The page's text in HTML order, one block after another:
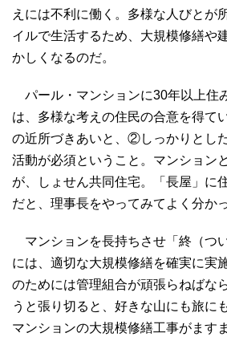
えには不利に働く。多様な人びとが
イルで生活するため、大規模修繕や
かしくなるのだ。
パール・マンションに30年以上住
は、多様な考えの住民の合意を得て
の近所づきあいと、②しっかりとし
活動が必須ということ。マンション
が、しょせん共同住宅。「長屋」に
だと、理事長をやってみてよく分か
マンションを長持ちさせ「終（つ
には、適切な大規模修繕を確実に実
のためには管理組合が頑張らねばな
うと張り切ると、好きな山にも旅に
マンションの大規模修繕工事がます